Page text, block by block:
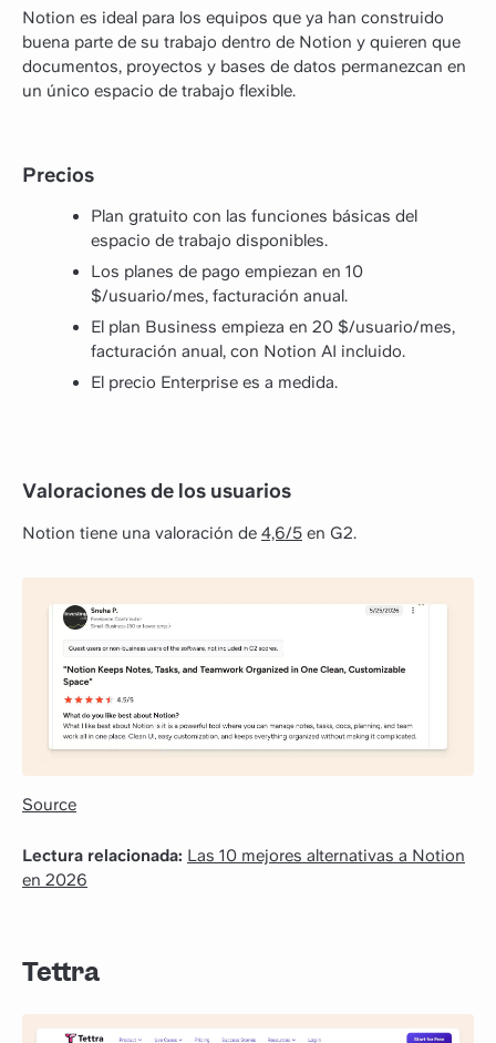
Notion es ideal para los equipos que ya han construido
buena parte de su trabajo dentro de Notion y quieren que
documentos, proyectos y bases de datos permanezcan en
un único espacio de trabajo flexible.
Precios
Plan gratuito con las funciones básicas del
espacio de trabajo disponibles.
Los planes de pago empiezan en 10
$/usuario/mes, facturación anual.
El plan Business empieza en 20 $/usuario/mes,
facturación anual, con Notion AI incluido.
El precio Enterprise es a medida.
Valoraciones de los usuarios
Notion tiene una valoración de 4,6/5 en G2.
Source
Lectura relacionada: Las 10 mejores alternativas a Notion
en 2026
Tettra